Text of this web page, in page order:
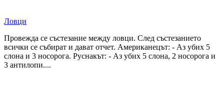
Ловци
Провежда се състезание между ловци. След състезанието
всички се събират и дават отчет. Американецът: - Аз убих 5
слона и 3 носорога. Руснакът: - Аз убих 5 слона, 2 носорога и
3 антилопи....